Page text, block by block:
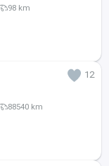
98 km
12
88540 km